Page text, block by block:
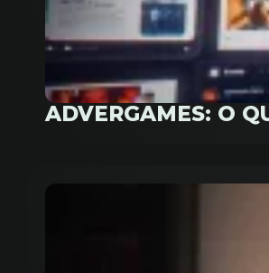
ADVERGAMES: O